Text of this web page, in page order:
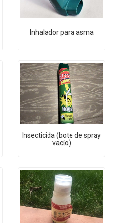
Inhalador para asma
Insecticida (bote de spray
vacío)